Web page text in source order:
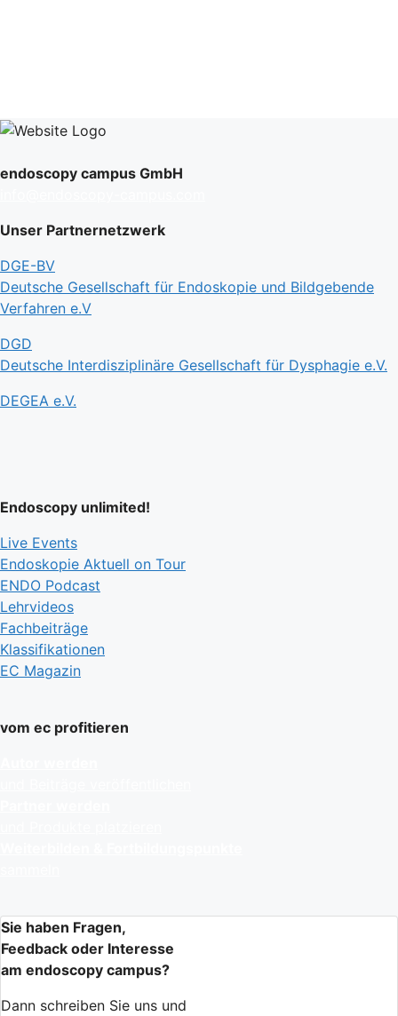
endoscopy campus GmbH
Unser Partnernetzwerk
DGE-BV
Deutsche Gesellschaft für Endoskopie und Bildgebende
Verfahren e.V
DGD
Deutsche Interdisziplinäre Gesellschaft für Dysphagie e.V.
DEGEA e.V.
Endoscopy unlimited!
Live Events
Endoskopie Aktuell on Tour
ENDO Podcast
Lehrvideos
Fachbeiträge
Klassifikationen
EC Magazin
vom ec profitieren
Sie haben Fragen,
Feedback oder Interesse
am endoscopy campus?
Dann schreiben Sie uns und